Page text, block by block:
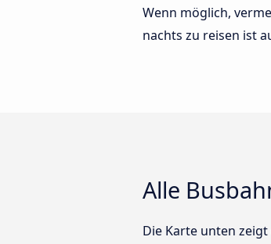
Wenn möglich,
nachts zu reisen ist
Alle
Die Karte unten